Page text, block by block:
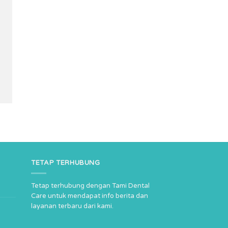
TETAP TERHUBUNG
Tetap terhubung dengan Tami Dental
Care untuk mendapat info berita dan
layanan terbaru dari kami.